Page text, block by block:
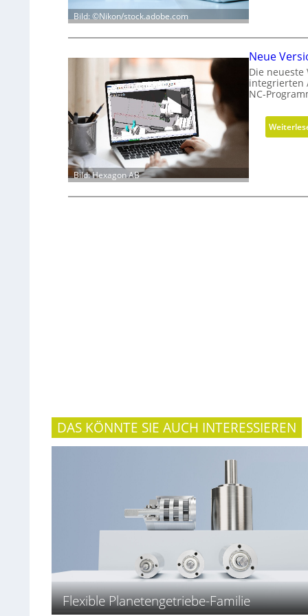
Bild: ©Nikon/stock.adobe.com
Bild: Hexagon AB
Neue
Die neueste
integrierten
NC-
DAS KÖNNTE SIE AUCH INTERESSIEREN
Flexible Planetengetriebe-Familie